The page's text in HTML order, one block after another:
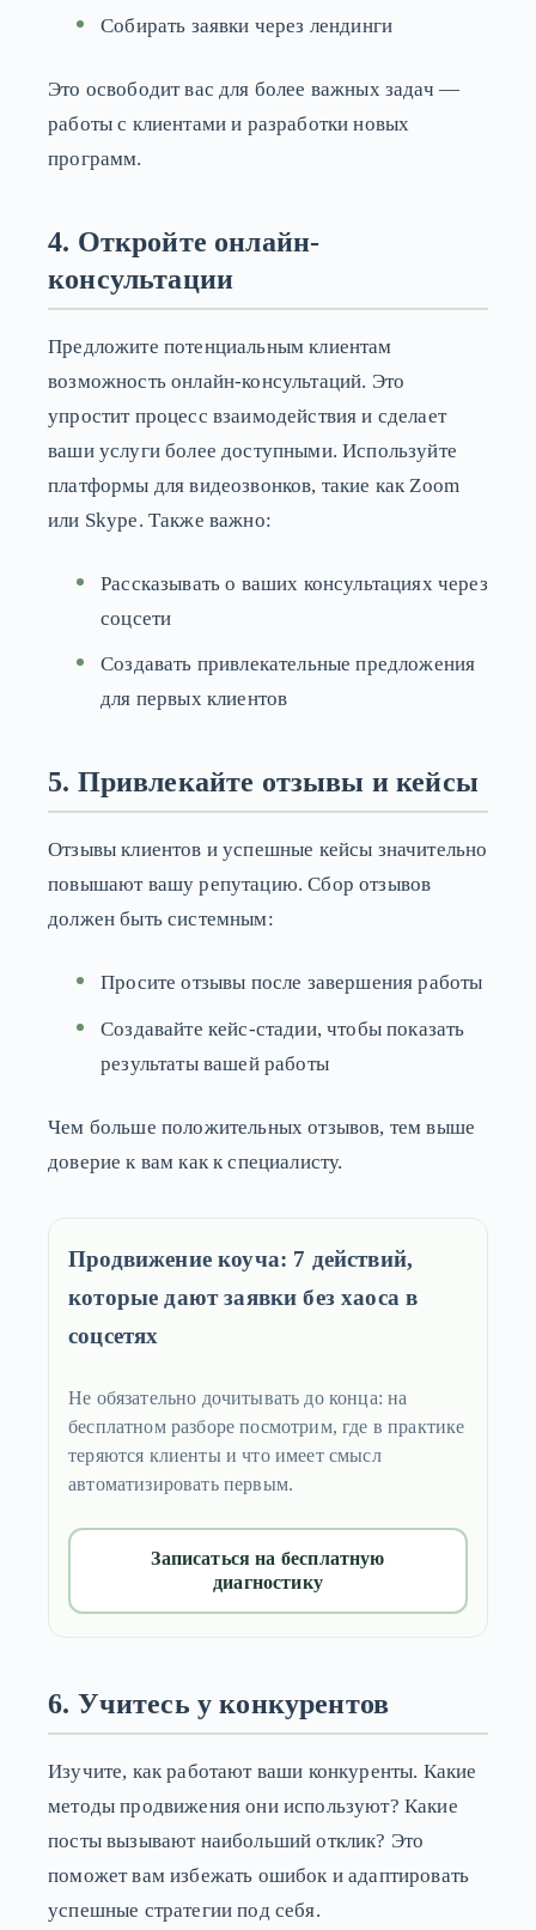
Собирать заявки через лендинги
Это освободит вас для более важных задач —
работы с клиентами и разработки новых
программ.
4. Откройте онлайн-
консультации
Предложите потенциальным клиентам
возможность онлайн-консультаций. Это
упростит процесс взаимодействия и сделает
ваши услуги более доступными. Используйте
платформы для видеозвонков, такие как Zoom
или Skype. Также важно:
Рассказывать о ваших консультациях через
соцсети
Создавать привлекательные предложения
для первых клиентов
5. Привлекайте отзывы и кейсы
Отзывы клиентов и успешные кейсы значительно
повышают вашу репутацию. Сбор отзывов
должен быть системным:
Просите отзывы после завершения работы
Создавайте кейс-стадии, чтобы показать
результаты вашей работы
Чем больше положительных отзывов, тем выше
доверие к вам как к специалисту.
Продвижение коуча: 7 действий,
которые дают заявки без хаоса в
соцсетях
Не обязательно дочитывать до конца: на
бесплатном разборе посмотрим, где в практике
теряются клиенты и что имеет смысл
автоматизировать первым.
Записаться на бесплатную
диагностику
6. Учитесь у конкурентов
Изучите, как работают ваши конкуренты. Какие
методы продвижения они используют? Какие
посты вызывают наибольший отклик? Это
поможет вам избежать ошибок и адаптировать
успешные стратегии под себя.